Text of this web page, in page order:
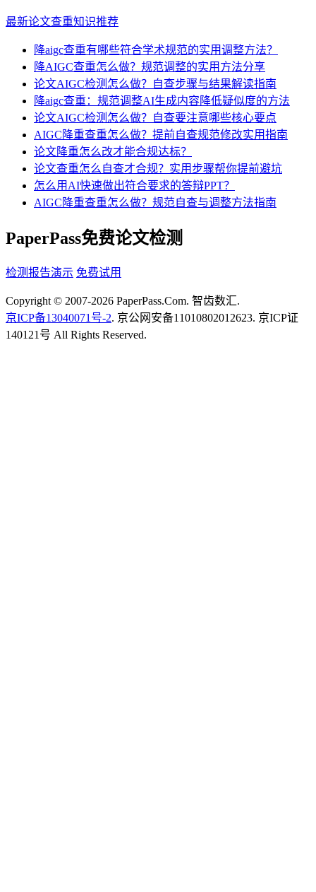
最新论文查重知识推荐
降aigc查重有哪些符合学术规范的实用调整方法？
降AIGC查重怎么做？规范调整的实用方法分享
论文AIGC检测怎么做？自查步骤与结果解读指南
降aigc查重：规范调整AI生成内容降低疑似度的方法
论文AIGC检测怎么做？自查要注意哪些核心要点
AIGC降重查重怎么做？提前自查规范修改实用指南
论文降重怎么改才能合规达标？
论文查重怎么自查才合规？实用步骤帮你提前避坑
怎么用AI快速做出符合要求的答辩PPT？
AIGC降重查重怎么做？规范自查与调整方法指南
PaperPass免费论文检测
检测报告演示 免费试用
Copyright © 2007-2026 PaperPass.Com. 智齿数汇.
京ICP备13040071号-2. 京公网安备11010802012623. 京ICP证
140121号 All Rights Reserved.